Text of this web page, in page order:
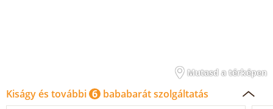
Mutasd a térképen
Kiságy és további 6 bababarát szolgáltatás